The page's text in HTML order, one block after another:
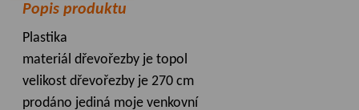
Popis produktu
Plastika
materiál dřevořezby je topol
velikost dřevořezby je 270 cm
prodáno jediná moje venkovní